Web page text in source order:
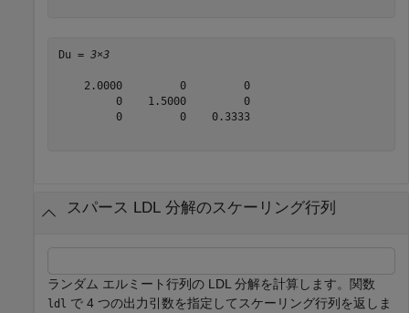
Du = 3×3
    2.0000         0         0
         0    1.5000         0
         0         0    0.3333
スパース LDL 分解のスケーリング行列
ランダム エルミート行列の LDL 分解を計算します。関数
ldl
で 4 つの出力引数を指定してスケーリング行列を返しま